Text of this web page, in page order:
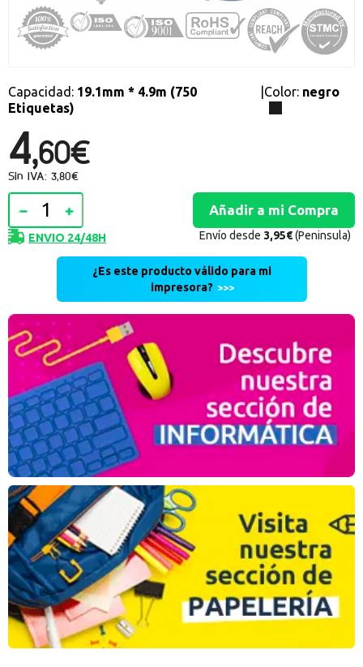
Ventajas para miembros
Accede a descuentos exclusivos y ofertas en toda la gama de
registro distribuidor
Capacidad: 19.1mm * 4.9m (750
Etiquetas)
Color: negro
4,60€
Sin IVA: 3,80€
ENVIO 24/48H Envío desde 3,95€(Peninsula)
¿Es este producto válido para mi
impresora?
>>>